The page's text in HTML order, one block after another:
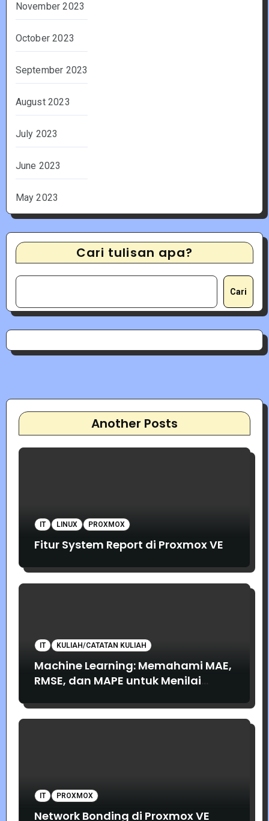
November 2023
October 2023
September 2023
August 2023
July 2023
June 2023
May 2023
Cari tulisan apa?
Cari
Another Posts
IT LINUX PROXMOX
Fitur System Report di Proxmox VE
IT KULIAH/CATATAN KULIAH
Machine Learning: Memahami MAE,
RMSE, dan MAPE untuk Menilai
IT PROXMOX
Network Bonding di Proxmox VE